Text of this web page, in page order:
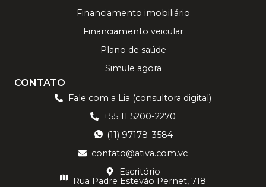
Financiamento imobiliário
Financiamento veicular
Plano de saúde
Simule agora
CONTATO
Fale com a Lia (consultora digital)
+55 11 5200-2270
(11) 97178-3584
contato@ativa.com.vc
Escritório
Rua Padre Estevão Pernet, 718